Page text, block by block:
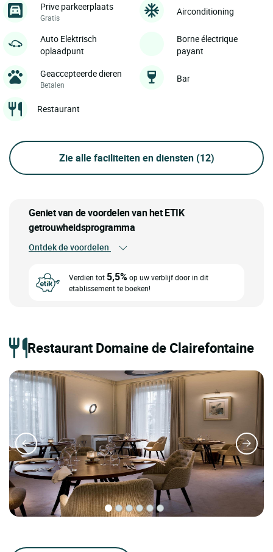
Prive parkeerplaats
Gratis
Airconditioning
Auto Elektrisch
oplaadpunt
Borne électrique
payant
Geaccepteerde dieren
Betalen
Bar
Restaurant
Zie alle faciliteiten en diensten (12)
Geniet van de voordelen van het ETIK
getrouwheidsprogramma
Ontdek de voordelen
Verdien tot 5,5%op uw verblijf door in dit
etablissement te boeken!
Restaurant Domaine de Clairefontaine